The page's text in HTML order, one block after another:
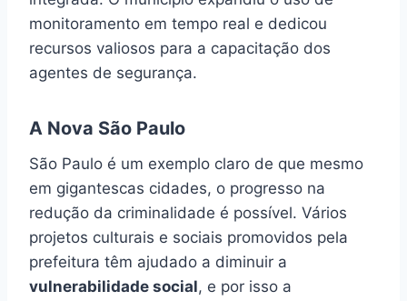
monitoramento em tempo real e dedicou
recursos valiosos para a capacitação dos
agentes de segurança.
A Nova São Paulo
São Paulo é um exemplo claro de que mesmo
em gigantescas cidades, o progresso na
redução da criminalidade é possível. Vários
projetos culturais e sociais promovidos pela
prefeitura têm ajudado a diminuir a
vulnerabilidade social, e por isso a